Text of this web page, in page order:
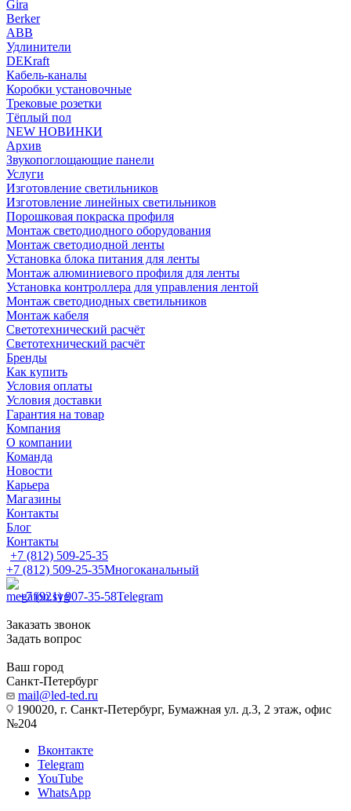
Gira
Berker
ABB
Удлинители
DEKraft
Кабель-каналы
Коробки установочные
Трековые розетки
Тёплый пол
NEW НОВИНКИ
Архив
Звукопоглощающие панели
Услуги
Изготовление светильников
Изготовление линейных светильников
Порошковая покраска профиля
Монтаж светодиодного оборудования
Монтаж светодиодной ленты
Установка блока питания для ленты
Монтаж алюминиевого профиля для ленты
Установка контроллера для управления лентой
Монтаж светодиодных светильников
Монтаж кабеля
Светотехнический расчёт
Светотехнический расчёт
Бренды
Как купить
Условия оплаты
Условия доставки
Гарантия на товар
Компания
О компании
Команда
Новости
Карьера
Магазины
Контакты
Блог
Контакты
+7 (812) 509-25-35
+7 (812) 509-25-35Многоканальный
+7 (921) 907-35-58Telegram
Заказать звонок
Задать вопрос
Ваш город
Санкт-Петербург
mail@led-ted.ru
190020, г. Санкт-Петербург, Бумажная ул. д.3, 2 этаж, офис
№204
Вконтакте
Telegram
YouTube
WhatsApp